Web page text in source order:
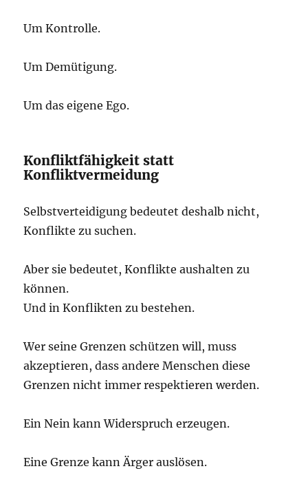
Um Kontrolle.
Um Demütigung.
Um das eigene Ego.
Konfliktfähigkeit statt
Konfliktvermeidung
Selbstverteidigung bedeutet deshalb nicht,
Konflikte zu suchen.
Aber sie bedeutet, Konflikte aushalten zu
können.
Und in Konflikten zu bestehen.
Wer seine Grenzen schützen will, muss
akzeptieren, dass andere Menschen diese
Grenzen nicht immer respektieren werden.
Ein Nein kann Widerspruch erzeugen.
Eine Grenze kann Ärger auslösen.